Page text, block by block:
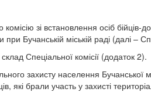
зі встановлення осіб бійців-
при Бучанській міській раді (далі –
Спеціальної комісії (додаток 2).
захисту населення Бучанської
які брали участь у захисті